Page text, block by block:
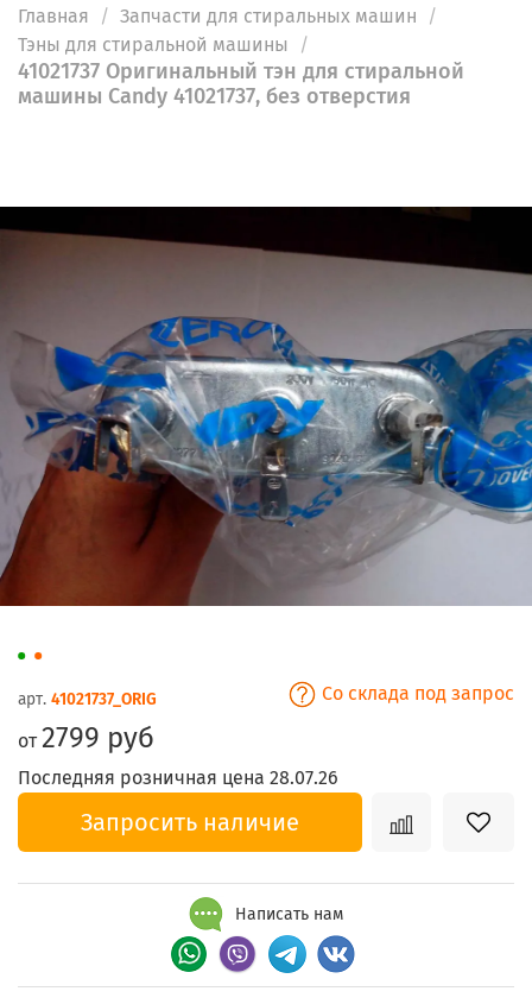
Главная
Запчасти для стиральных машин
Тэны для стиральной машины
41021737 Оригинальный тэн для стиральной
машины Candy 41021737, без отверстия
арт. 41021737_ORIG Со склада под запрос
от2799 руб
Последняя розничная цена 28.07.26
Запросить наличие
Написать нам